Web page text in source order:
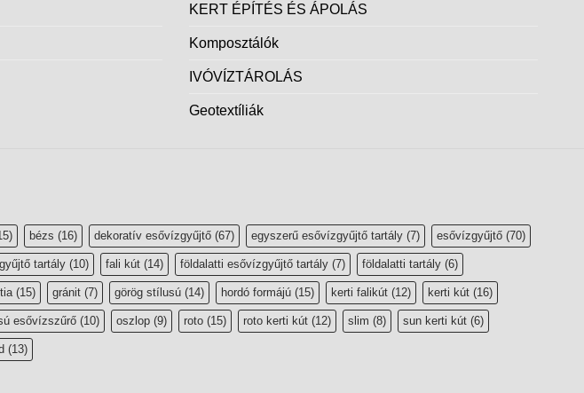
KERT ÉPÍTÉS ÉS ÁPOLÁS
Komposztálók
IVÓVÍZTÁROLÁS
Geotextíliák
bézs (16) dekoratív esővízgyűjtő (67) egyszerű esővízgyűjtő tartály (7) esővízgyűjtő (70)
tartály (10) fali kút (14) földalatti esővízgyűjtő tartály (7) földalatti tartály (6)
(15) gránit (7) görög stílusú (14) hordó formájú (15) kerti falikút (12) kerti kút (16)
esővízszűrő (10) oszlop (9) roto (15) roto kerti kút (12) slim (8) sun kerti kút (6)
(13)